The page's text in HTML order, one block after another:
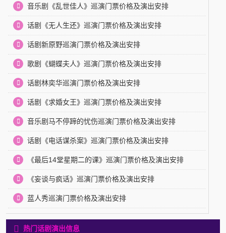
音乐剧《乱世佳人》巡演门票价格及演出安排
话剧《无人生还》巡演门票价格及演出安排
话剧新原野巡演门票价格及演出安排
歌剧《蝴蝶夫人》巡演门票价格及演出安排
话剧林奕华巡演门票价格及演出安排
话剧《求婚女王》巡演门票价格及演出安排
音乐剧马不停蹄的忧伤巡演门票价格及演出安排
话剧《电话谋杀案》巡演门票价格及演出安排
《最后14堂星期二的课》巡演门票价格及演出安排
《妄谈与疯话》巡演门票价格及演出安排
蓝人秀巡演门票价格及演出安排
热门话剧演出信息